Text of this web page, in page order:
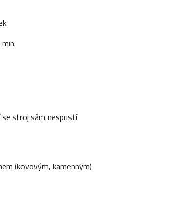
stroj sám nespustí
(kovovým, kamenným)